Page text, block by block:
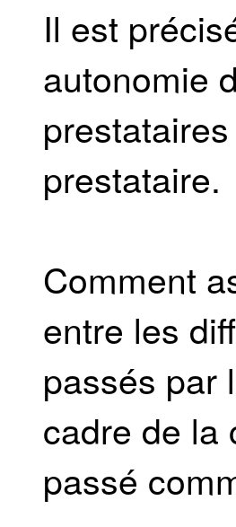
Il est
autonomie
prestataire.
Comment
entre les
passés par
cadre de la
passé